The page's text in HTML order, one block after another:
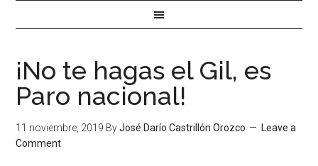
¡No te hagas el Gil, es
Paro nacional!
11 noviembre, 2019 ByJosé Darío Castrillón Orozco
Leave a
Comment